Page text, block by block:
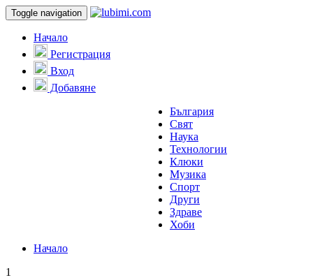
Toggle navigation
Начало
Регистрация
Вход
Добавяне
България
Свят
Наука
Технологии
Клюки
Музика
Спорт
Други
Здраве
Хоби
Начало
1